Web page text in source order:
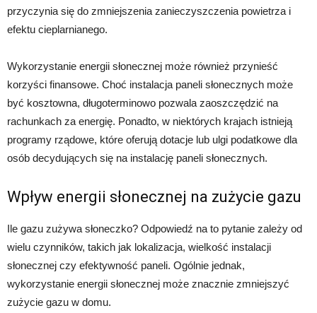
przyczynia się do zmniejszenia zanieczyszczenia powietrza i
efektu cieplarnianego.
Wykorzystanie energii słonecznej może również przynieść
korzyści finansowe. Choć instalacja paneli słonecznych może
być kosztowna, długoterminowo pozwala zaoszczędzić na
rachunkach za energię. Ponadto, w niektórych krajach istnieją
programy rządowe, które oferują dotacje lub ulgi podatkowe dla
osób decydujących się na instalację paneli słonecznych.
Wpływ energii słonecznej na zużycie gazu
Ile gazu zużywa słoneczko? Odpowiedź na to pytanie zależy od
wielu czynników, takich jak lokalizacja, wielkość instalacji
słonecznej czy efektywność paneli. Ogólnie jednak,
wykorzystanie energii słonecznej może znacznie zmniejszyć
zużycie gazu w domu.